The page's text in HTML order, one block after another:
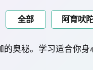
全部 阿育吠
奥秘。学习适合你